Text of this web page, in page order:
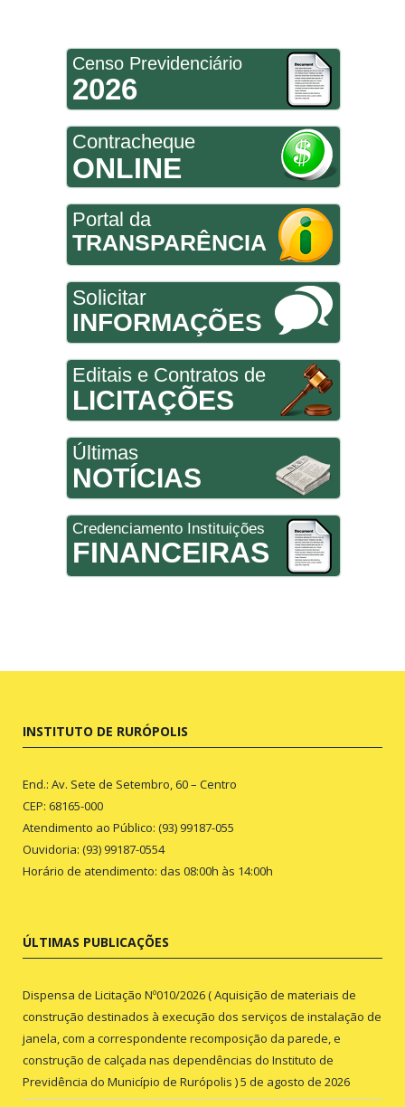
Censo Previdenciário
2026
Contracheque
ONLINE
Portal da
TRANSPARÊNCIA
Solicitar
INFORMAÇÕES
Editais e Contratos de
LICITAÇÕES
Últimas
NOTÍCIAS
Credenciamento Instituições
FINANCEIRAS
INSTITUTO DE RURÓPOLIS
End.: Av. Sete de Setembro, 60 – Centro
CEP: 68165-000
Atendimento ao Público: (93) 99187-055
Ouvidoria: (93) 99187-0554
Horário de atendimento: das 08:00h às 14:00h
ÚLTIMAS PUBLICAÇÕES
Dispensa de Licitação Nº010/2026 ( Aquisição de materiais de
construção destinados à execução dos serviços de instalação de
janela, com a correspondente recomposição da parede, e
construção de calçada nas dependências do Instituto de
Previdência do Município de Rurópolis )5 de agosto de 2026